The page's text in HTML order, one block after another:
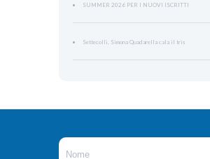
SUMMER 2026 PER I NUOVI ISCRITTI
Settecolli, Simona Quadarella cala il tris